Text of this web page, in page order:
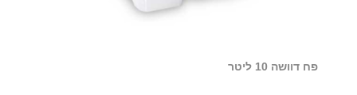
פח דוושה 10 ליטר